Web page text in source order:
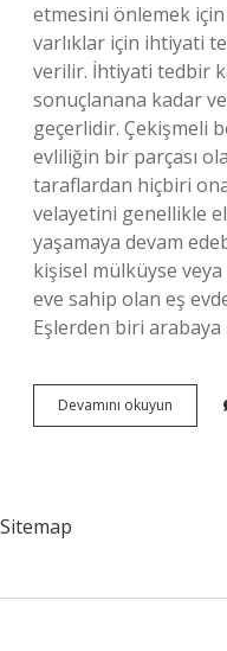
etmesini önlemek için
varlıklar için ihtiyati
verilir. İhtiyati tedbir
sonuçlanana kadar
geçerlidir. Çekişmeli
evliliğin bir parçası
taraflardan hiçbiri
velayetini genellikle
yaşamaya devam
kişisel mülküyse veya
eve sahip olan eş
Eşlerden biri
Devamını okuyun
Sürecinde
Sitemap